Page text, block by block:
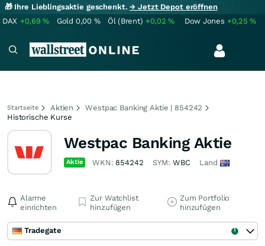
🎁 Ihre Lieblingsaktie geschenkt.→ Jetzt Depot eröffnen
DAX +0,69% Gold 0,00 % Öl (Brent) +0,02% Dow Jones +0,25%
Startseite Aktien
Westpac Banking Aktie | 854242
Historische Kurse
Westpac Banking Aktie
Aktie WKN: 854242 SYM: WBC Land
Alarme
einrichten
Zur Watchlist
hinzufügen
Zum Portfolio
hinzufügen
Tradegate